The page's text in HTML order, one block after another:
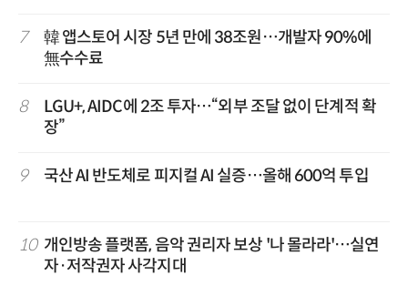
7
韓 앱스토어 시장 5년 만에 38조원…개발자 90%에
無수수료
8
LGU+, AIDC에 2조 투자…“외부 조달 없이 단계적 확
장”
9 국산 AI 반도체로 피지컬 AI 실증…올해 600억 투입
10 개인방송 플랫폼, 음악 권리자 보상 '나 몰라라'…실연
자·저작권자 사각지대